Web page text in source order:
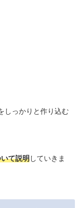
しっかりと作り込む
て説明していきま